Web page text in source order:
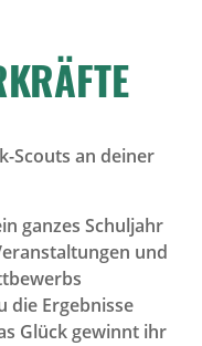
Scouts an deiner
ganzes Schuljahr
und
die Ergebnisse
Glück gewinnt ihr